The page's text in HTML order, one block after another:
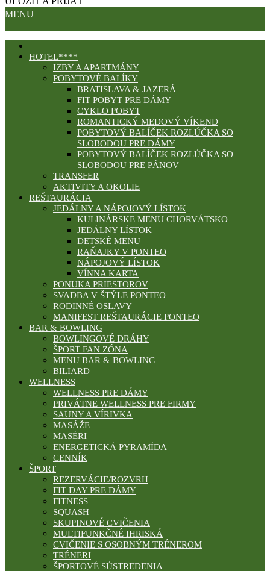
MENU
HOTEL****
IZBY A APARTMÁNY
POBYTOVÉ BALÍKY
BRATISLAVA & JAZERÁ
FIT POBYT PRE DÁMY
CYKLO POBYT
ROMANTICKÝ MEDOVÝ VÍKEND
POBYTOVÝ BALÍČEK ROZLÚČKA SO
SLOBODOU PRE DÁMY
POBYTOVÝ BALÍČEK ROZLÚČKA SO
SLOBODOU PRE PÁNOV
TRANSFER
AKTIVITY A OKOLIE
REŠTAURÁCIA
JEDÁLNY A NÁPOJOVÝ LÍSTOK
KULINÁRSKE MENU CHORVÁTSKO
JEDÁLNY LÍSTOK
DETSKÉ MENU
RAŇAJKY V PONTEO
NÁPOJOVÝ LÍSTOK
VÍNNA KARTA
PONUKA PRIESTOROV
SVADBA V ŠTÝLE PONTEO
RODINNÉ OSLAVY
MANIFEST REŠTAURÁCIE PONTEO
BAR & BOWLING
BOWLINGOVÉ DRÁHY
ŠPORT FAN ZÓNA
MENU BAR & BOWLING
BILIARD
WELLNESS
WELLNESS PRE DÁMY
PRIVÁTNE WELLNESS PRE FIRMY
SAUNY A VÍRIVKA
MASÁŽE
MASÉRI
ENERGETICKÁ PYRAMÍDA
CENNÍK
ŠPORT
REZERVÁCIE/ROZVRH
FIT DAY PRE DÁMY
FITNESS
SQUASH
SKUPINOVÉ CVIČENIA
MULTIFUNKČNÉ IHRISKÁ
CVIČENIE S OSOBNÝM TRÉNEROM
TRÉNERI
ŠPORTOVÉ SÚSTREDENIA